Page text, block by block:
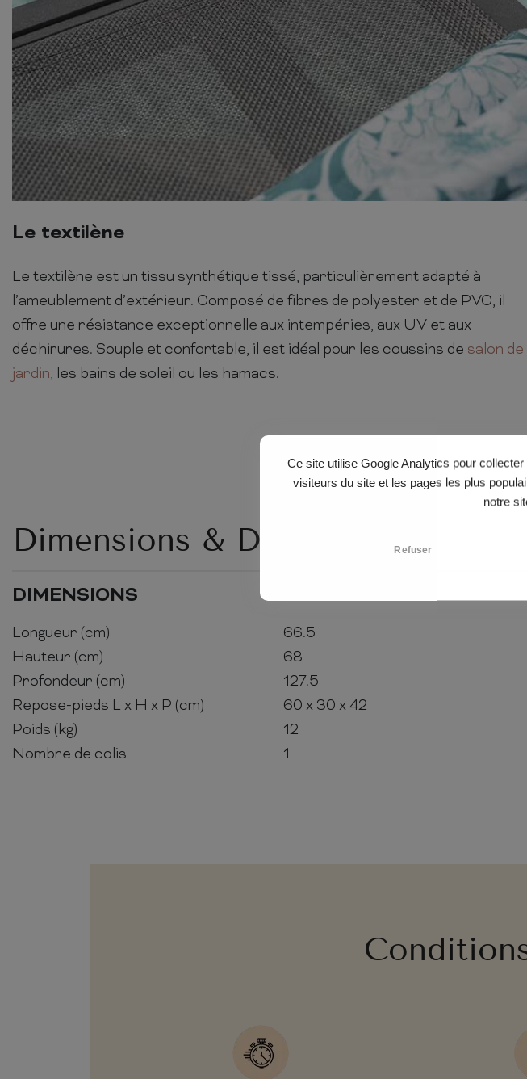
Ce site utilise Google Analytics pour
visiteurs du site et les pages les plus
notre
Refuser
Le textilène
Le textilène est un tissu synthétique tissé, particulièrement adapté à
l’ameublement d’extérieur. Composé de fibres de polyester et de PVC, il
offre une résistance exceptionnelle aux intempéries, aux UV et aux
déchirures. Souple et confortable, il est idéal pour les coussins de salon de
jardin, les bains de soleil ou les hamacs.
Dimensions & Détails
DIMENSIONS
Longueur (cm)
66.5
Hauteur (cm)
68
Profondeur (cm)
127.5
Repose-pieds L x H x P (cm)
60 x 30 x 42
Poids (kg)
12
Nombre de colis
1